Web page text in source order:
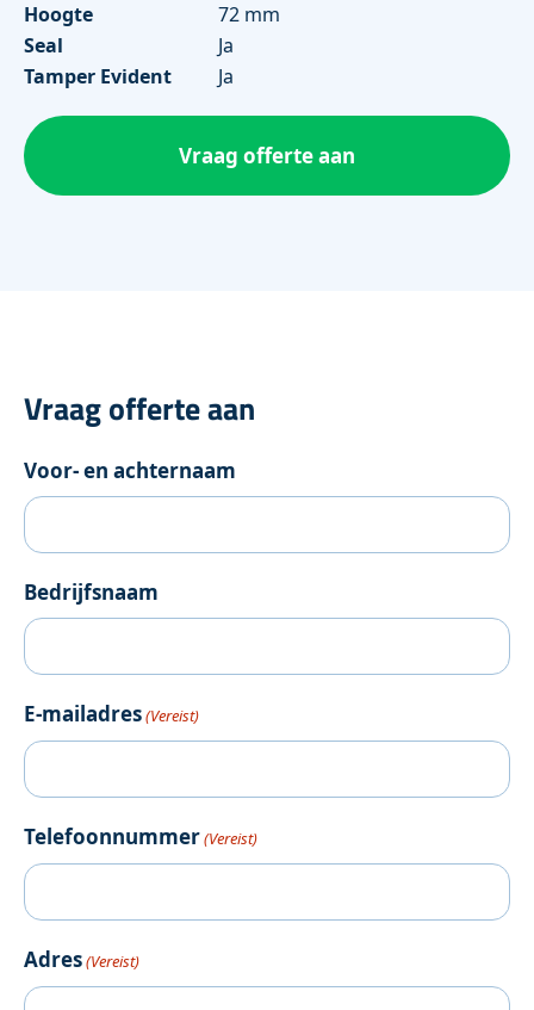
Hoogte
72 mm
Seal
Ja
Tamper Evident
Ja
Vraag offerte aan
Vraag offerte aan
Voor- en achternaam
Bedrijfsnaam
E-mailadres(Vereist)
Telefoonnummer(Vereist)
Adres(Vereist)